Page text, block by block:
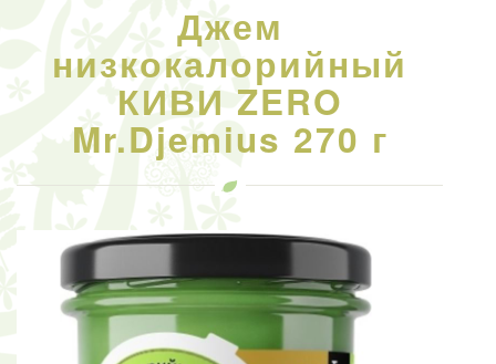
Джем
низкокалорийный
КИВИ ZERO
Mr.Djemius 270 г